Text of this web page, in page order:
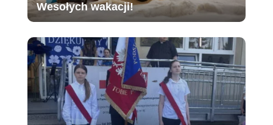
Wesołych wakacji!